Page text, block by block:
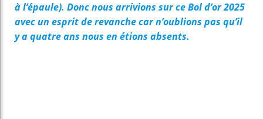
à l’épaule). Donc nous arrivions sur ce Bol d’or 2025
avec un esprit de revanche car n’oublions pas qu’il
y a quatre ans nous en étions absents.